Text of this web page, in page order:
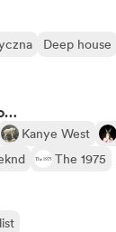
Deep house
Kanye West
The 1975